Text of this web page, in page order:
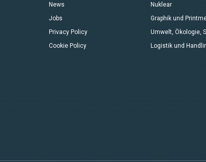
News
Jobs
Privacy Policy
Cookie Policy
Nuklear
Graphik und
Umwelt, Ökologie,
Logistik und